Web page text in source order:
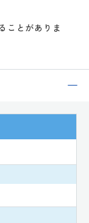
ことがありま